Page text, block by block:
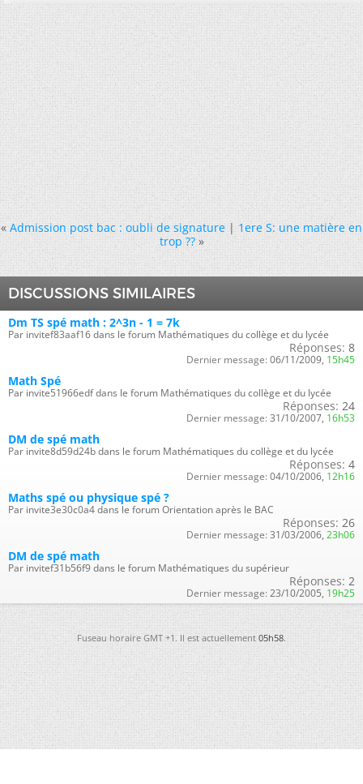
« Admission post bac : oubli de signature|1ere S: une matière en
trop ?? »
DISCUSSIONS SIMILAIRES
Dm TS spé math : 2^3n - 1 = 7k
Par invitef83aaf16 dans le forum Mathématiques du collège et du lycée
Réponses: 8
Dernier message: 06/11/2009, 15h45
Math Spé
Par invite51966edf dans le forum Mathématiques du collège et du lycée
Réponses: 24
Dernier message: 31/10/2007, 16h53
DM de spé math
Par invite8d59d24b dans le forum Mathématiques du collège et du lycée
Réponses: 4
Dernier message: 04/10/2006, 12h16
Maths spé ou physique spé ?
Par invite3e30c0a4 dans le forum Orientation après le BAC
Réponses: 26
Dernier message: 31/03/2006, 23h06
DM de spé math
Par invitef31b56f9 dans le forum Mathématiques du supérieur
Réponses: 2
Dernier message: 23/10/2005, 19h25
Fuseau horaire GMT +1. Il est actuellement05h58.